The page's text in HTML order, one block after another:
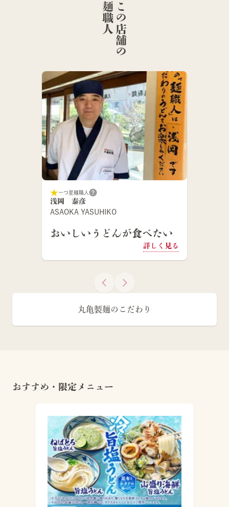
こ
の
店
舗
の
麺
職
人
一つ星麺職人
浅岡 泰彦
ASAOKA YASUHIKO
おいしいうどんが食べたい
詳しく見る
丸亀製麺のこだわり
おすすめ・限定メニュー